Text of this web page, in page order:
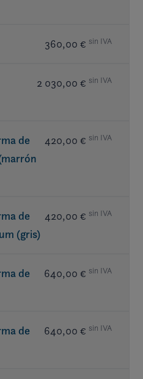
360,00 € sin IVA
2 030,00 € sin IVA
de
420,00 € sin IVA
de
(gris)
420,00 € sin IVA
de
640,00 € sin IVA
de
640,00 € sin IVA